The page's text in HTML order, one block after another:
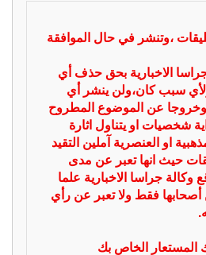
،وتنشر في حال الموافقة
الاخبارية بحق حذف أي
سبب كان،ولن ينشر أي
عن الموضوع المطروح
شخصيات او يتناول اثارة
او العنصرية آملين التقيد
حيث انها تعبر عن مدى
وكالة جراسا الاخبارية علما
أصحابها فقط ولا تعبر عن رأي
الخاص بك